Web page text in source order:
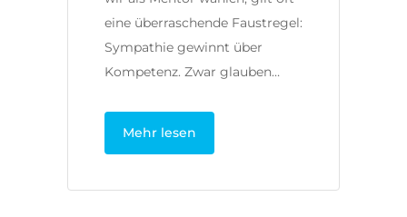
eine überraschende Faustregel:
Sympathie gewinnt über
Kompetenz. Zwar glauben…
Mehr lesen